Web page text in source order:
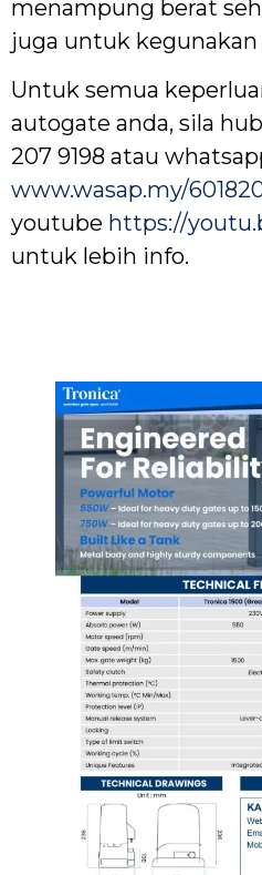
menampung berat
juga untuk
Untuk semua
autogate anda, sila
207 9198 atau
www.wasap.my/
youtube https://
untuk lebih info.